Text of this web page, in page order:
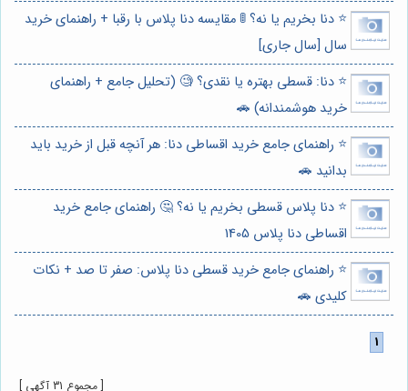
⭐️ دنا بخریم یا نه؟ 🚦 مقایسه دنا پلاس با رقبا + راهنمای خرید
سال [سال جاری]
⭐️ دنا: قسطی بهتره یا نقدی؟ 🧐 (تحلیل جامع + راهنمای
خرید هوشمندانه) 🚗
⭐️ راهنمای جامع خرید اقساطی دنا: هر آنچه قبل از خرید باید
بدانید 🚗
⭐️ دنا پلاس قسطی بخریم یا نه؟ 🤔 راهنمای جامع خرید
اقساطی دنا پلاس 1405
⭐️ راهنمای جامع خرید قسطی دنا پلاس: صفر تا صد + نکات
کلیدی 🚗
[ مجموع 31 آگهی ]